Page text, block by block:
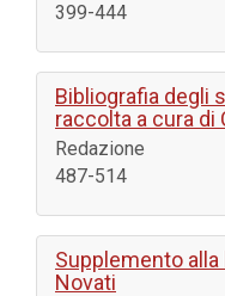
399-444
Bibliografia degli
raccolta a cura di
Redazione
487-514
Supplemento
Novati